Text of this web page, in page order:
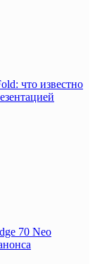
что известно
70 Neo